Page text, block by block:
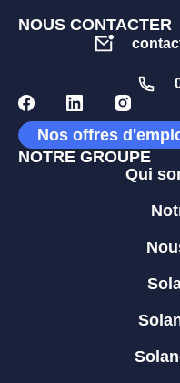
NOUS CONTACTER
Nos offres
NOTRE GROUPE
Qui